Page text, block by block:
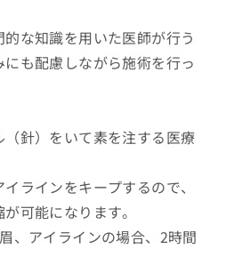
な知識を用いた医師が行う
も配慮しながら施術を行っ
針）をいて素を注する医療
ラインをキープするので、
可能になります。
、アイラインの場合、2時間